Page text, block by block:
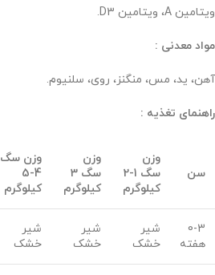
ویتامین A، ویتامین D3.
مواد معدنی :
آهن، ید، مس، منگنز، روی، سلنیوم.
راهنمای تغذیه :
سن
وزن
سگ 1-2
کیلوگرم
وزن
سگ 3
کیلوگرم
وزن سگ
4-5
کیلوگرم
0-3
هفته
شیر
خشک
شیر
خشک
شیر
خشک